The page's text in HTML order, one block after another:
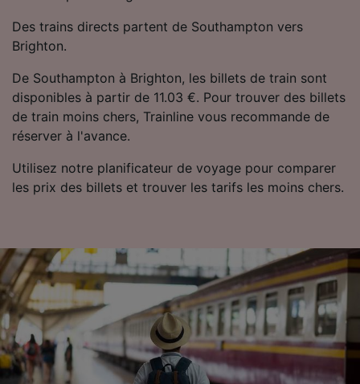
Des trains directs partent de Southampton vers
Brighton.
De Southampton à Brighton, les billets de train sont
disponibles à partir de 11.03 €. Pour trouver des billets
de train moins chers, Trainline vous recommande de
réserver à l'avance.
Utilisez notre planificateur de voyage pour comparer
les prix des billets et trouver les tarifs les moins chers.